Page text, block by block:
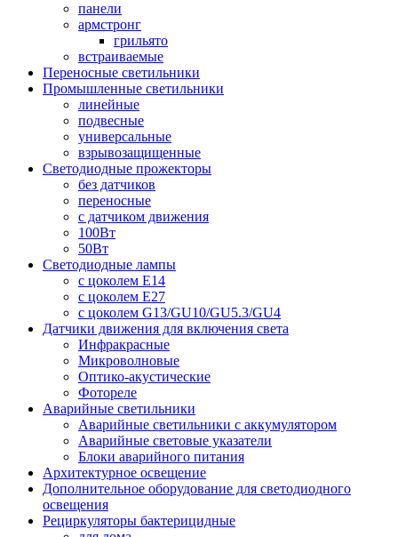
панели
армстронг
грильято
встраиваемые
Переносные светильники
Промышленные светильники
линейные
подвесные
универсальные
взрывозащищенные
Светодиодные прожекторы
без датчиков
переносные
с датчиком движения
100Вт
50Вт
Светодиодные лампы
с цоколем E14
с цоколем E27
с цоколем G13/GU10/GU5.3/GU4
Датчики движения для включения света
Инфракрасные
Микроволновые
Оптико-акустические
Фотореле
Аварийные светильники
Аварийные светильники с аккумулятором
Аварийные световые указатели
Блоки аварийного питания
Архитектурное освещение
Дополнительное оборудование для светодиодного
освещения
Рециркуляторы бактерицидные